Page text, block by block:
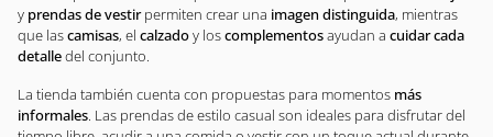
y prendas de vestirpermiten crear una imagen distinguida, mientras
que lascamisas, el calzadoy loscomplementosayudan a cuidar cada
detalledel conjunto.
La tienda también cuenta con propuestas para momentos más
informales . Las prendas de estilo casual son ideales para disfrutar del